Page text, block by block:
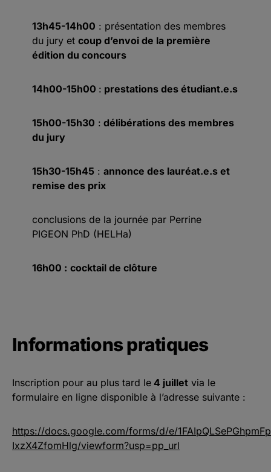
13h45-14h00 : présentation des membres
du jury et coup d’envoi de la première
édition du concours
14h00-15h00 : prestations des étudiant.e.s
15h00-15h30 : délibérations des membres
du jury
15h30-15h45 : annonce des lauréat.e.s et
remise des prix
conclusions de la journée par Perrine
PIGEON PhD (HELHa)
16h00 : cocktail de clôture
Informations pratiques
Inscription pour au plus tard le 4 juillet via le
formulaire en ligne disponible à l’adresse suivante :
https://docs.google.com/forms/d/e/
IxzX4ZfomHlg/viewform?usp=pp_url